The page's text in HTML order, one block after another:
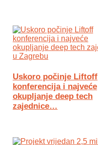
Uskoro počinje Liftoff
konferencija i najveće
okupljanje deep tech
zajednice…